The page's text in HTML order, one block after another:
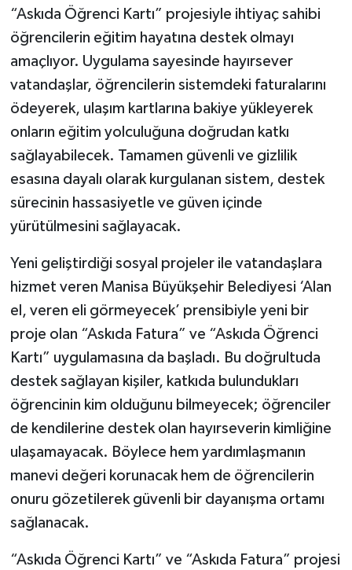
“Askıda Öğrenci Kartı” projesiyle ihtiyaç sahibi
öğrencilerin eğitim hayatına destek olmayı
amaçlıyor. Uygulama sayesinde hayırsever
vatandaşlar, öğrencilerin sistemdeki faturalarını
ödeyerek, ulaşım kartlarına bakiye yükleyerek
onların eğitim yolculuğuna doğrudan katkı
sağlayabilecek. Tamamen güvenli ve gizlilik
esasına dayalı olarak kurgulanan sistem, destek
sürecinin hassasiyetle ve güven içinde
yürütülmesini sağlayacak.
Yeni geliştirdiği sosyal projeler ile vatandaşlara
hizmet veren Manisa Büyükşehir Belediyesi ‘Alan
el, veren eli görmeyecek’ prensibiyle yeni bir
proje olan “Askıda Fatura” ve “Askıda Öğrenci
Kartı” uygulamasına da başladı. Bu doğrultuda
destek sağlayan kişiler, katkıda bulundukları
öğrencinin kim olduğunu bilmeyecek; öğrenciler
de kendilerine destek olan hayırseverin kimliğine
ulaşamayacak. Böylece hem yardımlaşmanın
manevi değeri korunacak hem de öğrencilerin
onuru gözetilerek güvenli bir dayanışma ortamı
sağlanacak.
“Askıda Öğrenci Kartı” ve “Askıda Fatura” projesi